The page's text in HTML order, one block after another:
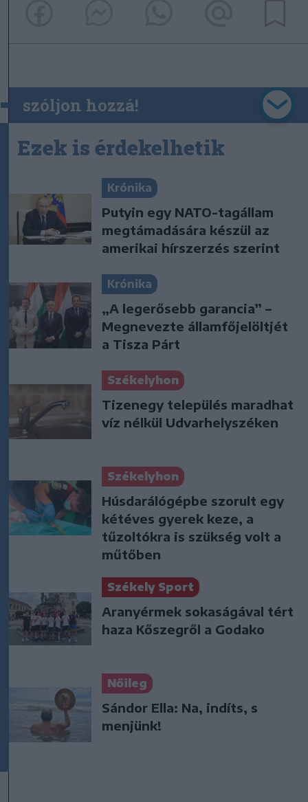
szóljon hozzá!
Ezek is érdekelhetik
Krónika
Putyin egy NATO-tagállam
megtámadására készül az
amerikai hírszerzés szerint
Krónika
„A legerősebb garancia” –
Megnevezte államfőjelöltjét
a Tisza Párt
Székelyhon
Tizenegy település maradhat
víz nélkül Udvarhelyszéken
Székelyhon
Húsdarálógépbe szorult egy
kétéves gyerek keze, a
tűzoltókra is szükség volt a
műtőben
Székely Sport
Aranyérmek sokaságával tért
haza Kőszegről a Godako
Nőileg
Sándor Ella: Na, indíts, s
menjünk!